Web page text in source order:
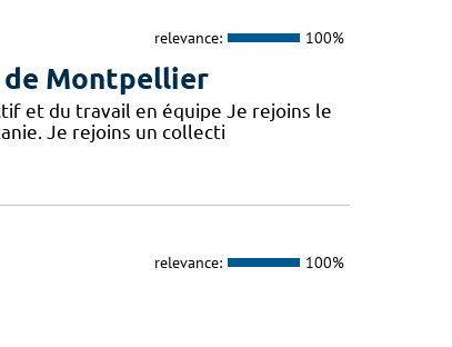
relevance: 100%
de Montpellier
et du travail en équipe Je rejoins le
Je rejoins un collecti
relevance: 100%